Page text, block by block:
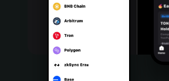
Português (Portugal)
Bahasa Indonesia